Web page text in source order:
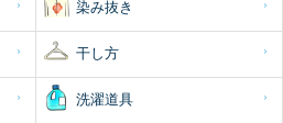
染み抜き
干し方
洗濯道具